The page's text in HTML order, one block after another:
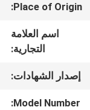
معلومات
جولة
Place of Origin:
اسم العلامة
التجارية:
إصدار الشهادات:
Model Number: